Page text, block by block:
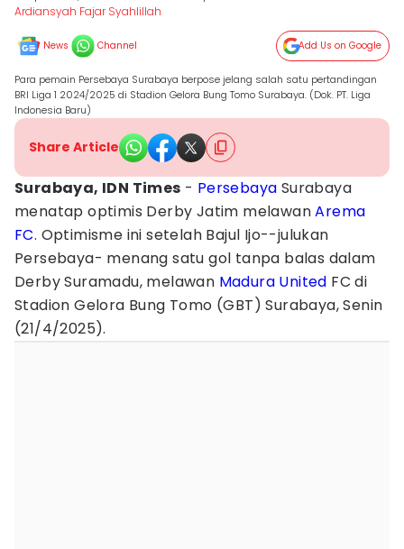
Ardiansyah Fajar Syahlillah
News Channel Add Us on Google
Para pemain Persebaya Surabaya berpose jelang salah satu pertandingan
BRI Liga 1 2024/2025 di Stadion Gelora Bung Tomo Surabaya. (Dok. PT. Liga
Indonesia Baru)
Share Article
Surabaya, IDN Times - Persebaya Surabaya
menatap optimis Derby Jatim melawanArema
FC. Optimisme ini setelah Bajul Ijo--julukan
Persebaya- menang satu gol tanpa balas dalam
Derby Suramadu, melawan Madura United FC di
Stadion Gelora Bung Tomo (GBT) Surabaya, Senin
(21/4/2025).